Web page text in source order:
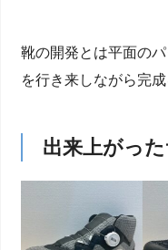
靴の開発とは平面の
を行き来しながら完
出来上がっ